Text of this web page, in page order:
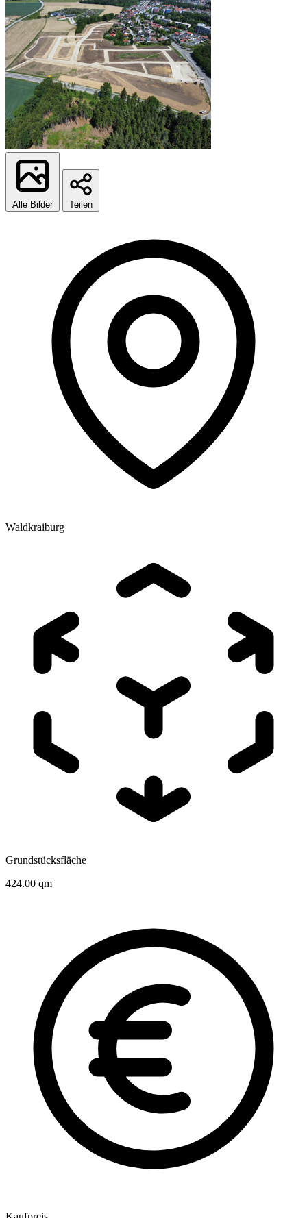
Alle Bilder Teilen
Waldkraiburg
Grundstücksfläche
424.00 qm